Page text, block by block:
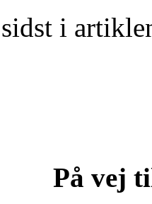
i
På vej